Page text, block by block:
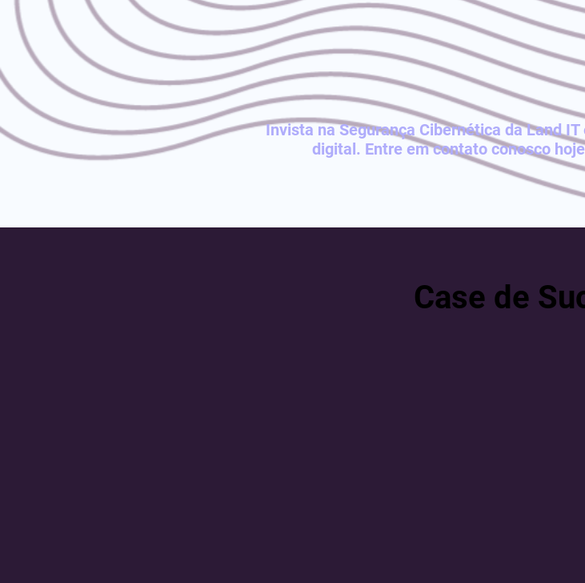
Invista na Segurança Cibernética da Land
digital. Entre em contato conosco
Case de